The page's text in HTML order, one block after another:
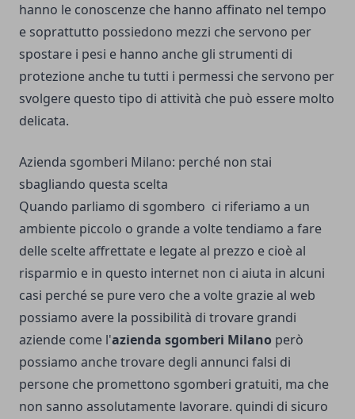
hanno le conoscenze che hanno affinato nel tempo
e soprattutto possiedono mezzi che servono per
spostare i pesi e hanno anche gli strumenti di
protezione anche tu tutti i permessi che servono per
svolgere questo tipo di attività che può essere molto
delicata.
Azienda sgomberi Milano: perché non stai
sbagliando questa scelta
Quando parliamo di sgombero ci riferiamo a un
ambiente piccolo o grande a volte tendiamo a fare
delle scelte affrettate e legate al prezzo e cioè al
risparmio e in questo internet non ci aiuta in alcuni
casi perché se pure vero che a volte grazie al web
possiamo avere la possibilità di trovare grandi
aziende come l'azienda sgomberi Milano però
possiamo anche trovare degli annunci falsi di
persone che promettono sgomberi gratuiti, ma che
non sanno assolutamente lavorare. quindi di sicuro